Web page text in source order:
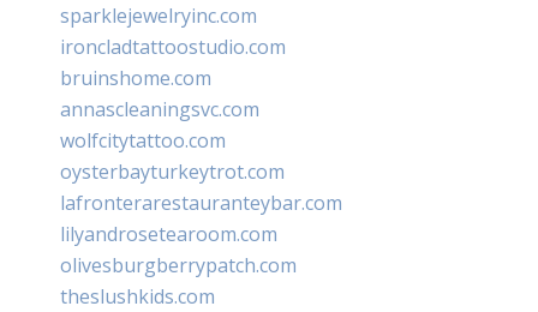
sparklejewelryinc.com
ironcladtattoostudio.com
bruinshome.com
annascleaningsvc.com
wolfcitytattoo.com
oysterbayturkeytrot.com
lafronterarestauranteybar.com
lilyandrosetearoom.com
olivesburgberrypatch.com
theslushkids.com